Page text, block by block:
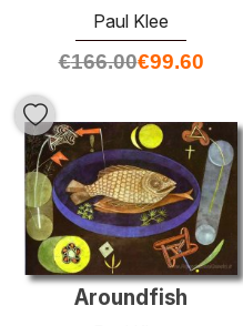
Paul Klee
€166.00€99.60
Aroundfish